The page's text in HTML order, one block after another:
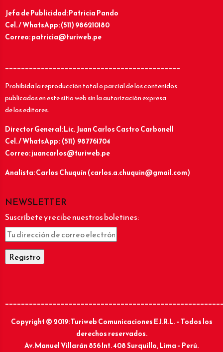
Jefa de Publicidad: Patricia Pando
Cel. / WhatsApp: (511) 986210180
Correo: patricia@turiweb.pe
____________________________________________
Prohibida la reproducción total o parcial de los contenidos
publicados en este sitio web sin la autorización expresa
de los editores.
Director General: Lic.Juan Carlos Castro Carbonell
Cel. / WhatsApp: (511) 987761704
Correo: juancarlos@turiweb.pe
Analista: Carlos Chuquín (carlos.a.chuquin@gmail.com)
NEWSLETTER
Suscríbete y recibe nuestros boletines:
Copyright © 2019: Turiweb Comunicaciones E.I.R.L. – Todos los
derechos reservados.
Av. Manuel Villarán 856 Int. 408 Surquillo, Lima – Perú.